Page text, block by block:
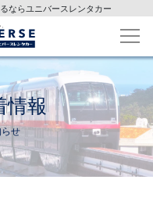
ならユニバースレンタカー
情報
せ